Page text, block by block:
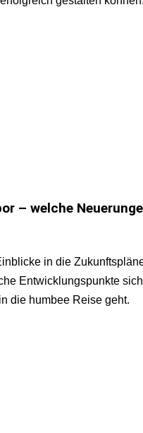
– welche
in die
Entwicklungspunkte
die humbee Reise geht.